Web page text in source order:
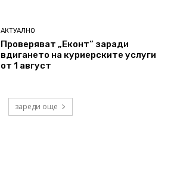
АКТУАЛНО
Проверяват „Еконт“ заради
вдигането на куриерските услуги
от 1 август
зареди още